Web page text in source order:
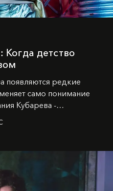
детство
появляются редкие
само понимание
Кубарева -
невероятной
обложки
собой
культуры.